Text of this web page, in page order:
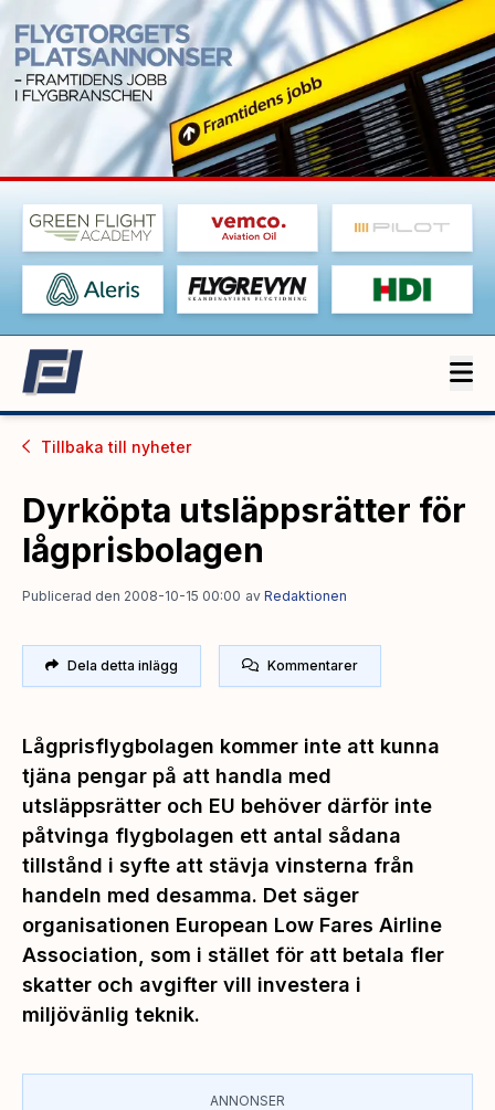
Tillbaka till nyheter
Dyrköpta utsläppsrätter för
lågprisbolagen
Publicerad den 2008-10-15 00:00 av Redaktionen
Dela detta inlägg Kommentarer
Lågprisflygbolagen kommer inte att kunna
tjäna pengar på att handla med
utsläppsrätter och EU behöver därför inte
påtvinga flygbolagen ett antal sådana
tillstånd i syfte att stävja vinsterna från
handeln med desamma. Det säger
organisationen European Low Fares Airline
Association, som i stället för att betala fler
skatter och avgifter vill investera i
miljövänlig teknik.
ANNONSER